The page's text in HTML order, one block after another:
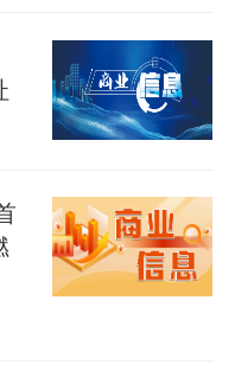
，是实现高水平
，是建设世界科
书记围绕加快
作出一系列重大
创新重要一极，